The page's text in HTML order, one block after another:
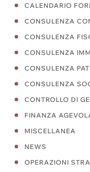
CALENDARIO
CONSULENZA
CONSULENZA
CONSULENZA
CONSULENZA
CONSULENZA
CONTROLLO DI
FINANZA
MISCELLANEA
NEWS
OPERAZIONI